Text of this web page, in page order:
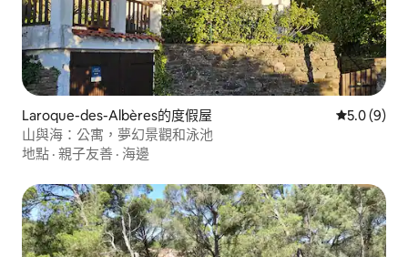
Laroque-des-Albères的度假屋 從 9 則評
5.0 (9)
山與海：公寓，夢幻景觀和泳池
地點 · 親子友善 · 海邊